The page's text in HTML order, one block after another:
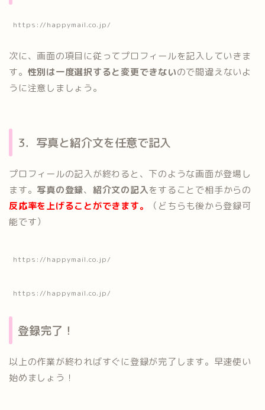
https://happymail.co.jp/
次に、画面の項目に従ってプロフィールを記入していきま
す。 性別は一度選択すると変更できないので間違えないよ
うに注意しましょう。
3．写真と紹介文を任意で記入
プロフィールの記入が終わると、下のような画面が登場し
ます。 写真の登録、 紹介文の記入をすることで相手からの
反応率を上げることができます。
（どちらも後から登録可
能です）
https://happymail.co.jp/
https://happymail.co.jp/
登録完了！
以上の作業が終わればすぐに登録が完了します。早速使い
始めましょう！